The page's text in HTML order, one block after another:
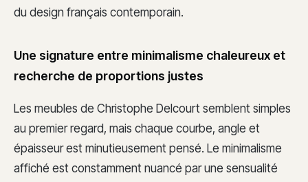
du design français contemporain.
Une signature entre minimalisme chaleureux et
recherche de proportions justes
Les meubles de Christophe Delcourt semblent simples
au premier regard, mais chaque courbe, angle et
épaisseur est minutieusement pensé. Le minimalisme
affiché est constamment nuancé par une sensualité